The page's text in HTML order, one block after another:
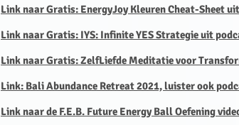
Link naar Gratis: EnergyJoy Kleuren Cheat-Sheet
Link naar Gratis: IYS: Infinite YES Strategie uit
Link naar Gratis: ZelfLiefde Meditatie voor
Link: Bali Abundance Retreat 2021, luister ook
Link naar de F.E.B. Future Energy Ball Oefening